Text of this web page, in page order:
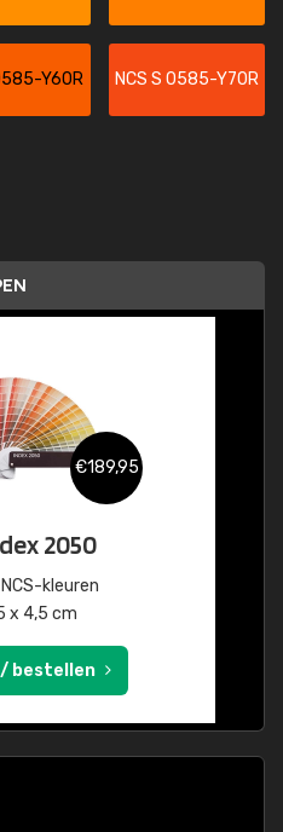
Y60R NCS S 0585-Y70R
€189,95
2050
kleuren
x 4,5 cm
bestellen